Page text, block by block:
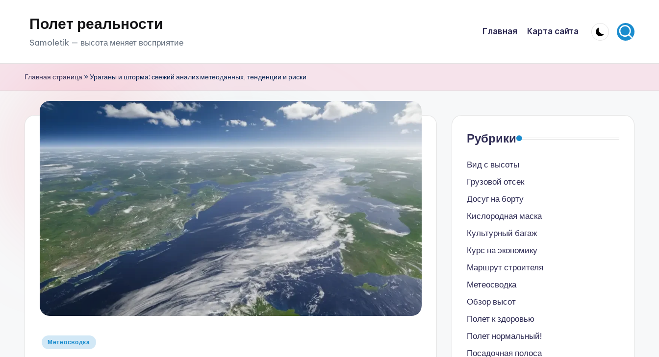
Полет реальности
Samoletik — высота меняет восприятие
Главная Карта сайта
Главная страница»Ураганы и шторма: свежий анализ метеоданных, тенденции и риски
Опубликовано
Метеосводка
Рубрики
Вид с высоты
Грузовой отсек
Досуг на борту
Кислородная маска
Культурный багаж
Курс на экономику
Маршрут строителя
Метеосводка
Обзор высот
Полет к здоровью
Полет нормальный!
Посадочная полоса